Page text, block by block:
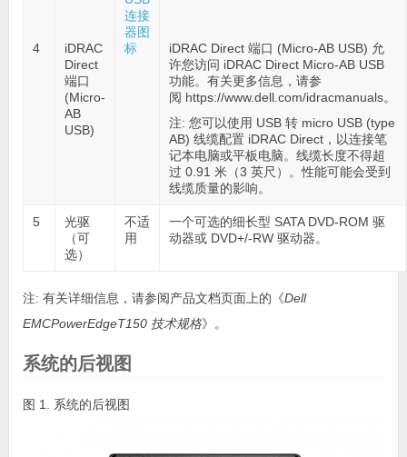
4
iDRAC
Direct
端口
(Micro-
AB
USB)
iDRAC Direct 端口 (Micro-AB USB) 允
许您访问 iDRAC Direct Micro-AB USB
功能。有关更多信息，请参
阅 https://www.dell.com/idracmanuals。
注: 您可以使用 USB 转 micro USB (type
AB) 线缆配置 iDRAC Direct，以连接笔
记本电脑或平板电脑。线缆长度不得超
过 0.91 米（3 英尺）。性能可能会受到
线缆质量的影响。
5
光驱
（可
选）
不适
用
一个可选的细长型 SATA DVD-ROM 驱
动器或 DVD+/-RW 驱动器。
注: 有关详细信息，请参阅产品文档页面上的《Dell
EMCPowerEdgeT150 技术规格》。
系统的后视图
图 1. 系统的后视图